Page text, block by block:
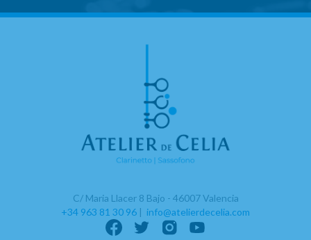
C/ Maria Llacer 8 Bajo - 46007 Valencia
+34 963 81 30 96 | info@atelierdecelia.com